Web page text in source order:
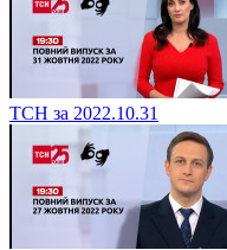
ТСН за 2022.10.31